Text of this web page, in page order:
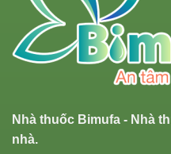
Nhà thuốc Bimufa - Nhà
nhà.